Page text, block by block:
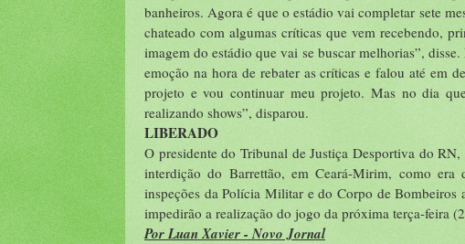
banheiros. Agora é que o estádio vai completar sete
chateado com algumas críticas que vem recebendo,
imagem do estádio que vai se buscar melhorias”,
emoção na hora de rebater as críticas e falou até em
projeto e vou continuar meu projeto. Mas no dia
realizando shows”, disparou.
LIBERADO
O presidente do Tribunal de Justiça Desportiva do
interdição do Barrettão, em Ceará-Mirim, como
inspeções da Polícia Militar e do Corpo de Bombeiros
impedirão a realização do jogo da próxima terça-feira
Por Luan Xavier - Novo Jornal